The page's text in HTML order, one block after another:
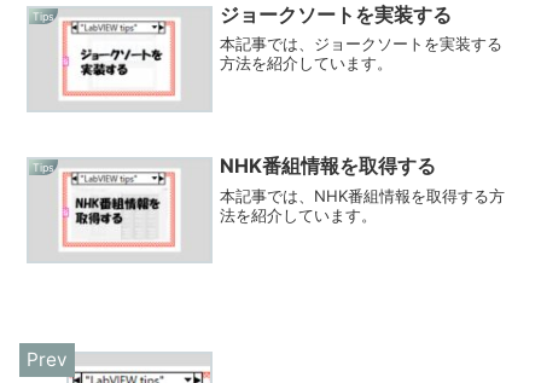
Tips ジョークソートを実装する
本記事では、ジョークソートを実装する
方法を紹介しています。
Tips NHK番組情報を取得する
本記事では、NHK番組情報を取得する方
法を紹介しています。